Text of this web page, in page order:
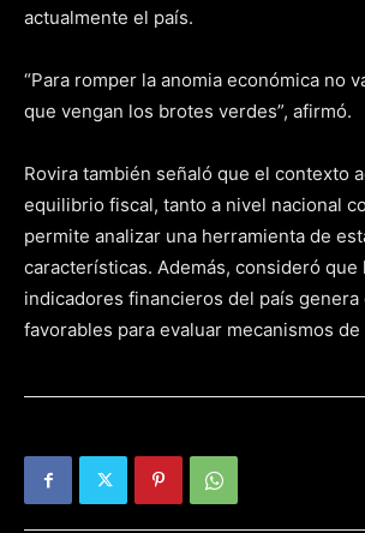
actualmente el país.
“Para romper la anomia económica no
que vengan los brotes verdes”, afirmó.
Rovira también señaló que el contexto
equilibrio fiscal, tanto a nivel nacional
permite analizar una herramienta de
características. Además, consideró que
indicadores financieros del país genera
favorables para evaluar mecanismos